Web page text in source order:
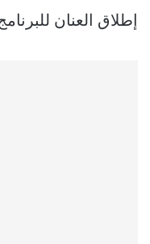
إطلاق العنان